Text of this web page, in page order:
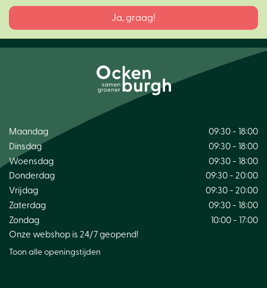
Maandag
09:30 - 18:00
Dinsdag
09:30 - 18:00
Woensdag
09:30 - 18:00
Donderdag
09:30 - 20:00
Vrijdag
09:30 - 20:00
Zaterdag
09:30 - 18:00
Zondag
10:00 - 17:00
Onze webshop is 24/7 geopend!
Toon alle openingstijden